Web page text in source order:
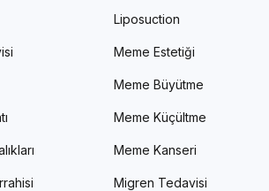
Liposuction
Meme Estetiği
Meme Büyütme
Meme Küçültme
Meme Kanseri
Migren Tedavisi